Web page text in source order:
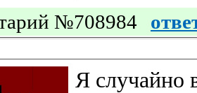
№708984
Я случайно